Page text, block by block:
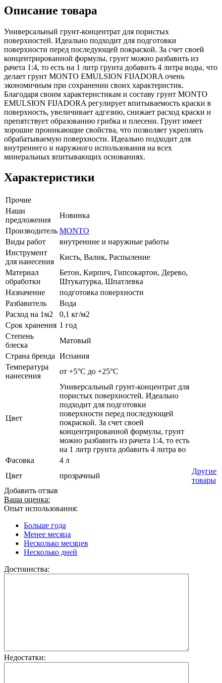
Описание товара
Универсальный грунт-концентрат для пористых
поверхностей. Идеально подходит для подготовки
поверхности перед последующей покраской. За счет своей
концентрированной формулы, грунт можно разбавить из
рачета 1:4, то есть на 1 литр грунта добавить 4 литра воды, что
делает грунт MONTO EMULSION FIJADORA очень
экономичным при сохранении своих характеристик.
Благодаря своим характеристикам и составу грунт MONTO
EMULSION FIJADORA регулирует впитываемость краски в
поверхность, увеличивает адгезию, снижает расход краски и
препятствует образованию грибка и плесени. Грунт имеет
хорошие проникающие свойства, что позволяет укреплять
обрабатываемую поверхности. Идеально подходит для
внутреннего и наружного использования на всех
минеральных впитывающих основаниях.
Характеристики
Прочие
Наши
предложения
Новинка
Производитель MONTO
Виды работ
внутренние и наружные работы
Инструмент
для нанесения
Кисть, Валик, Распыление
Материал
обработки
Бетон, Кирпич, Гипсокартон, Дерево,
Штукатурка, Шпатлевка
Назначение
подготовка поверхности
Разбавитель
Вода
Расход на 1м2
0,1 кг/м2
Срок хранения 1 год
Степень
блеска
Матовый
Страна бренда Испания
Температура
нанесения
от +5°С до +25°С
Цвет
Универсальный грунт-концентрат для
пористых поверхностей. Идеально
подходит для подготовки
поверхности перед последующей
покраской. За счет своей
концентрированной формулы, грунт
можно разбавить из рачета 1:4, то есть
на 1 литр грунта добавить 4 литра во
Фасовка
4 л
Цвет
прозрачный
Другие
товары
Добавить отзыв
Ваша оценка:
Опыт использования:
Больше года
Менее месяца
Несколько месяцев
Несколько дней
Достоинства:
Недостатки: